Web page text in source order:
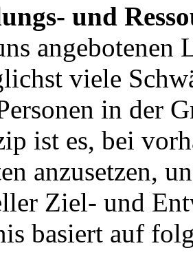
und
angebotenen
viele
in der
ist es, bei
anzusetzen,
Ziel- und
basiert auf